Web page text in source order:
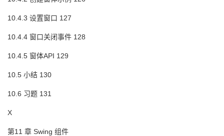
10.4.3 设置窗口 127
10.4.4 窗口关闭事件 128
10.4.5 窗体API 129
10.5 小结 130
10.6 习题 131
X
第11 章 Swing 组件